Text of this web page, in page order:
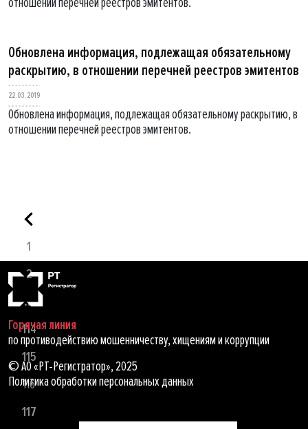
Обновлена информация, подлежащая обязательному
раскрытию, в отношении перечней реестров эмитентов
22.03.2019
Обновлена информация, подлежащая обязательному раскрытию, в
отношении перечней реестров эмитентов.
1
2
...
114
115
116
117
Горячая линия
по противодействию мошенничеству, хищениям и коррупции
© АО «РТ-Регистратор», 2025
Политика обработки персональных данных